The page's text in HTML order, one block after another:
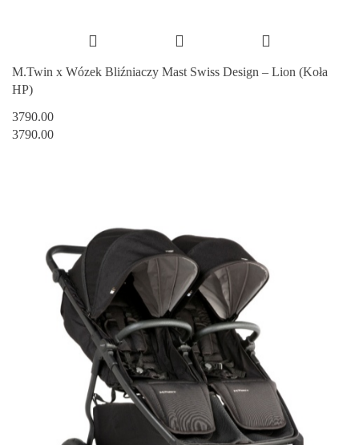
M.Twin x Wózek Bliźniaczy Mast Swiss Design – Lion (Koła
HP)
3790.00
3790.00